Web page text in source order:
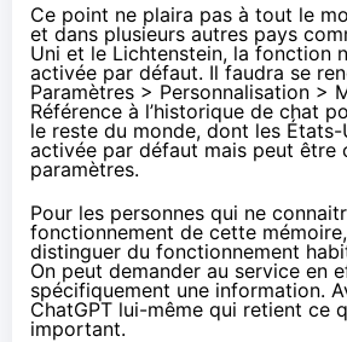
Ce point ne plaira pas à tout le
et dans plusieurs autres pays
Uni et le Lichtenstein, la fonction
activée par défaut. Il faudra se
Paramètres > Personnalisation >
Référence à l’historique de chat
le reste du monde, dont les États-
activée par défaut mais peut être
paramètres.
Pour les personnes qui ne
fonctionnement de cette
distinguer du fonctionnement
On peut demander au service en
spécifiquement une information.
ChatGPT lui-même qui retient ce
important.